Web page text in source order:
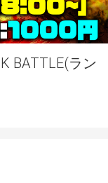
BATTLE(ラン